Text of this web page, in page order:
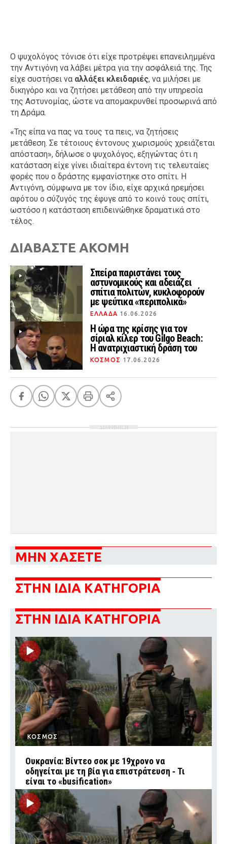
Ο ψυχολόγος τόνισε ότι είχε προτρέψει επανειλημμένα
την Αντιγόνη να λάβει μέτρα για την ασφάλειά της. Της
είχε συστήσει να αλλάξει κλειδαριές, να μιλήσει με
δικηγόρο και να ζητήσει μετάθεση από την υπηρεσία
της Αστυνομίας, ώστε να απομακρυνθεί προσωρινά από
τη Δράμα.
«Της είπα να πας να τους τα πεις, να ζητήσεις
μετάθεση. Σε τέτοιους έντονους χωρισμούς χρειάζεται
απόσταση», δήλωσε ο ψυχολόγος, εξηγώντας ότι η
κατάσταση είχε γίνει ιδιαίτερα έντονη τις τελευταίες
φορές που ο δράστης εμφανίστηκε στο σπίτι. Η
Αντιγόνη, σύμφωνα με τον ίδιο, είχε αρχικά ηρεμήσει
αφότου ο σύζυγός της έφυγε από το κοινό τους σπίτι,
ωστόσο η κατάσταση επιδεινώθηκε δραματικά στο
τέλος.
ΔΙΑΒΑΣΤΕ ΑΚΟΜΗ
Σπείρα παριστάνει τους
αστυνομικούς και αδειάζει
σπίτια πολιτών, κυκλοφορούν
με ψεύτικα «περιπολικά»
ΕΛΛΑΔΑ 16.06.2026
Η ώρα της κρίσης για τον
σίριαλ κίλερ του Gilgo Beach:
Η ανατριχιαστική δράση του
ΚΟΣΜΟΣ 17.06.2026
ΔΙΑΦΗΜΙΣΗ
ΜΗΝ ΧΑΣΕΤΕ
ΣΤΗΝ ΙΔΙΑ ΚΑΤΗΓΟΡΙΑ
ΣΤΗΝ ΙΔΙΑ ΚΑΤΗΓΟΡΙΑ
ΚΟΣΜΟΣ
Ουκρανία: Βίντεο σοκ με 19χρονο να
οδηγείται με τη βία για επιστράτευση ‑ Τι
είναι το «busification»